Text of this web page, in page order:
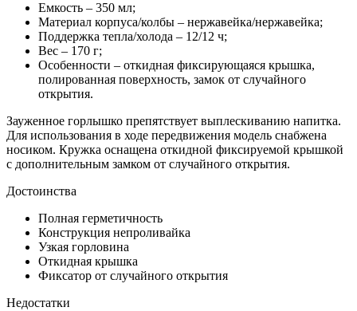
Емкость – 350 мл;
Материал корпуса/колбы – нержавейка/нержавейка;
Поддержка тепла/холода – 12/12 ч;
Вес – 170 г;
Особенности – откидная фиксирующаяся крышка,
полированная поверхность, замок от случайного
открытия.
Зауженное горлышко препятствует выплескиванию напитка.
Для использования в ходе передвижения модель снабжена
носиком. Кружка оснащена откидной фиксируемой крышкой
с дополнительным замком от случайного открытия.
Достоинства
Полная герметичность
Конструкция непроливайка
Узкая горловина
Откидная крышка
Фиксатор от случайного открытия
Недостатки